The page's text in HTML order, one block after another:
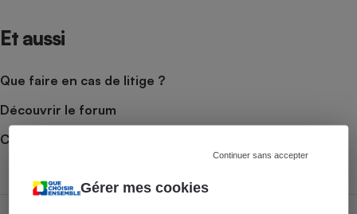
Gérer mes cookies
Continuer sans accepter
Et aussi
Que faire en cas de litige ?
Découvrir le forum
Consulter nos Actualités